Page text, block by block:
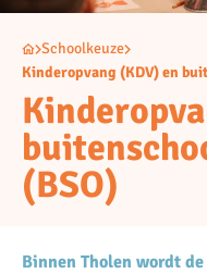
Schoolkeuze
Kinderopvang (KDV) en
(BSO)
Binnen Tholen wordt